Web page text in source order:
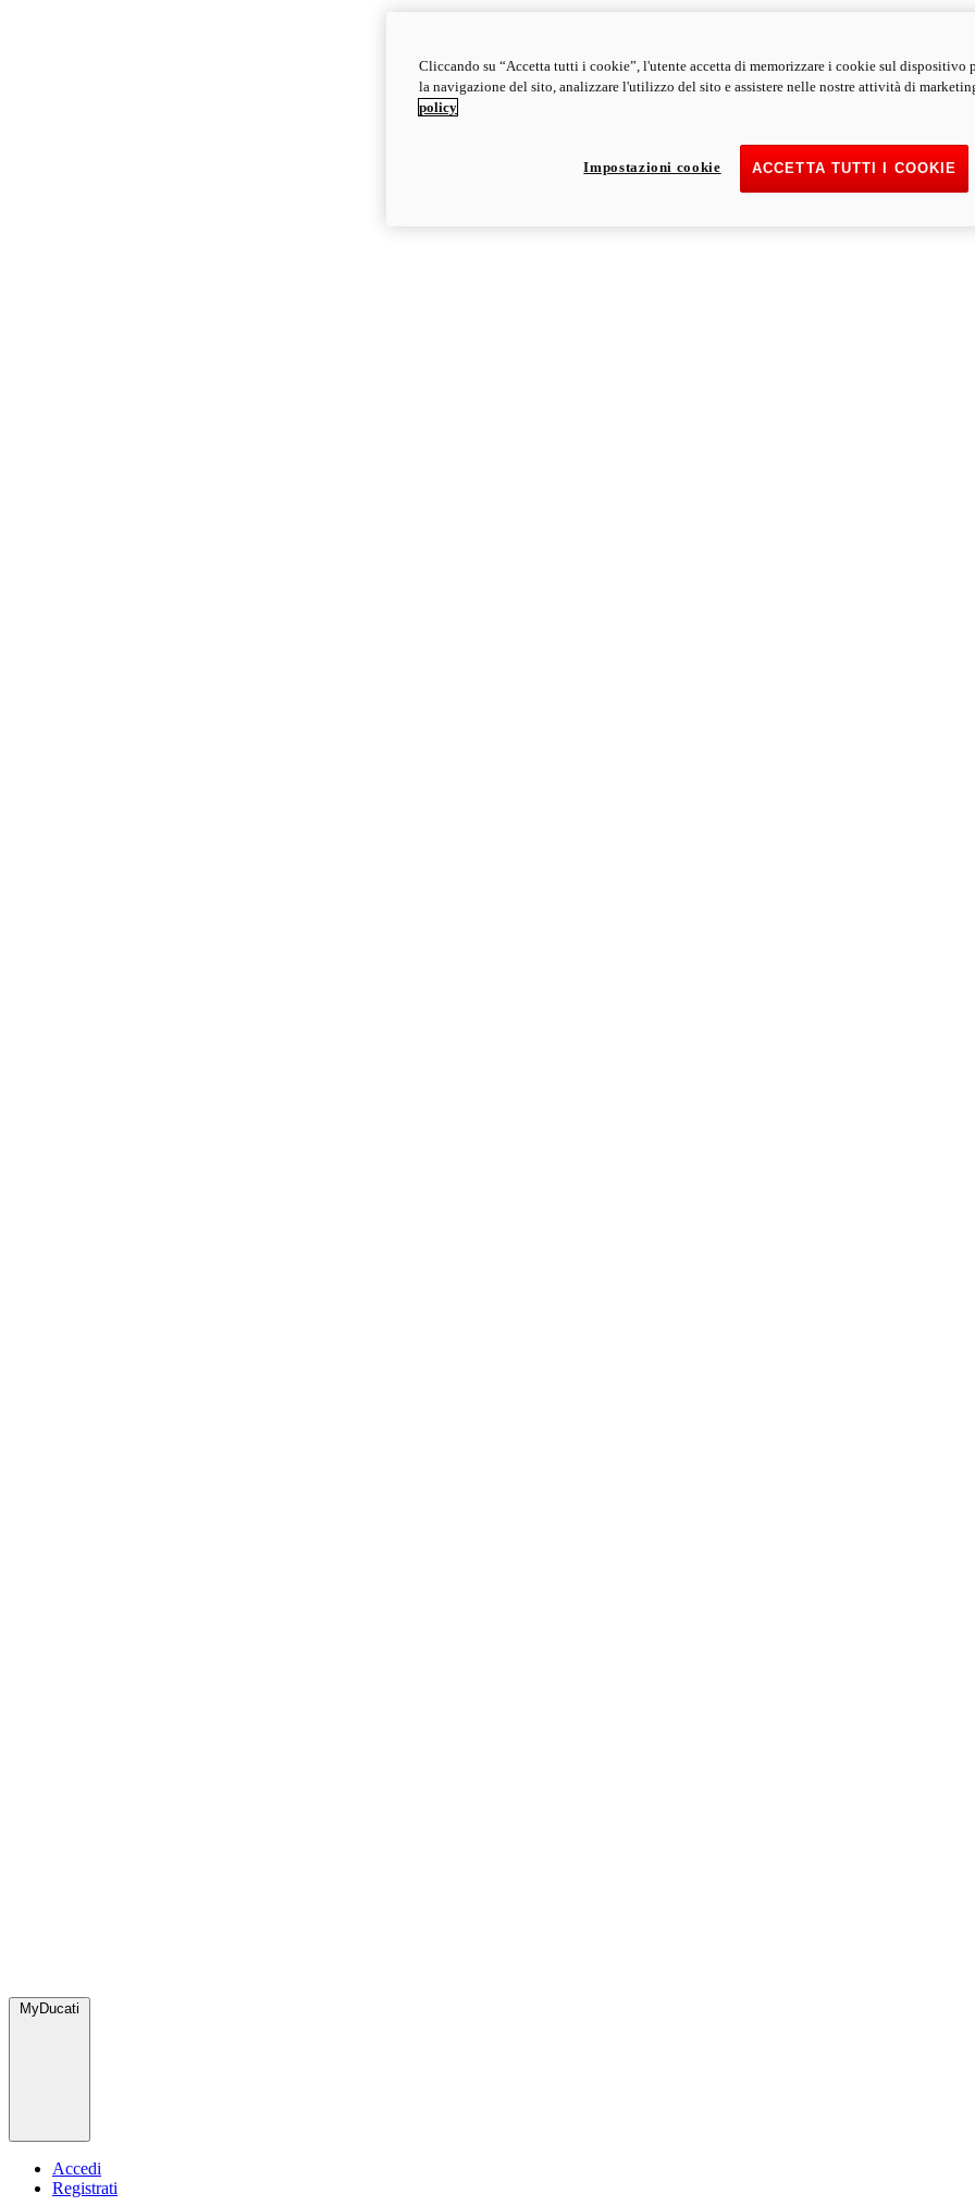
MyDucati
Accedi
Registrati
Cliccando su “Accetta tutti i cookie”, l'utente accetta di memorizzare i cookie sul dispositivo
la navigazione del sito, analizzare l'utilizzo del sito e assistere nelle nostre attività di
policy
ACCETTA TUTTI I COOKIE
Impostazioni cookie